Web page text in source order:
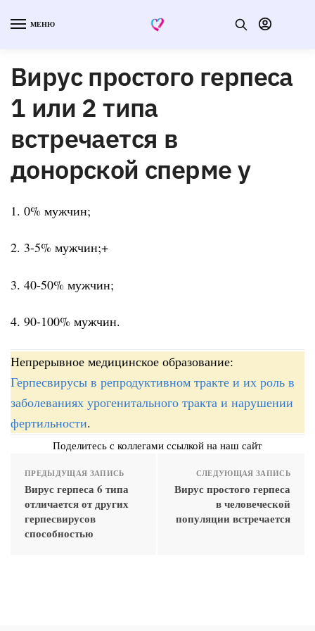
МЕНЮ
Вирус простого герпеса
1 или 2 типа
встречается в
донорской сперме у
1. 0% мужчин;
2. 3-5% мужчин;+
3. 40-50% мужчин;
4. 90-100% мужчин.
Непрерывное медицинское образование:
Герпесвирусы в репродуктивном тракте и их роль в
заболеваниях урогенитального тракта и нарушении
фертильности.
Поделитесь с коллегами ссылкой на наш сайт
ПРЕДЫДУЩАЯ ЗАПИСЬ
Вирус герпеса 6 типа
отличается от других
герпесвирусов
способностью
СЛЕДУЮЩАЯ ЗАПИСЬ
Вирус простого герпеса
в человеческой
популяции встречается